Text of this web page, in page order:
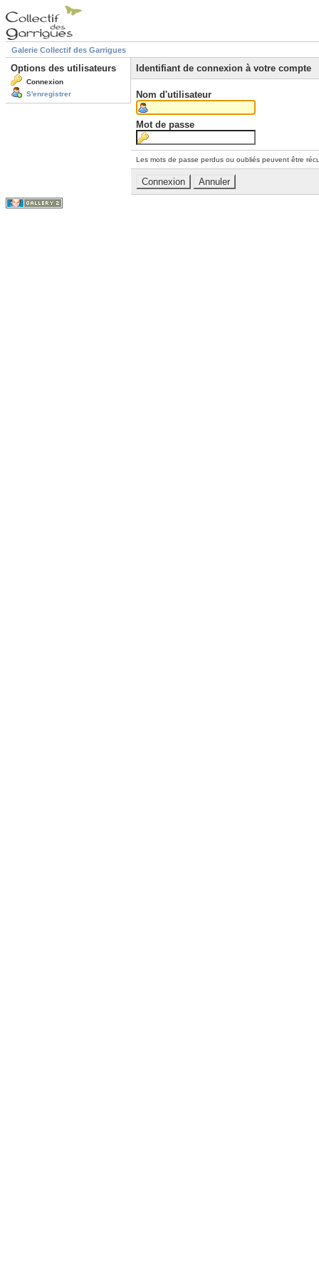
Galerie Collectif des Garrigues
Options des utilisateurs
Connexion
S'enregistrer
Identifiant de connexion à votre compte
Nom d'utilisateur
Mot de passe
Les mots de passe perdus ou oubliés peuvent être